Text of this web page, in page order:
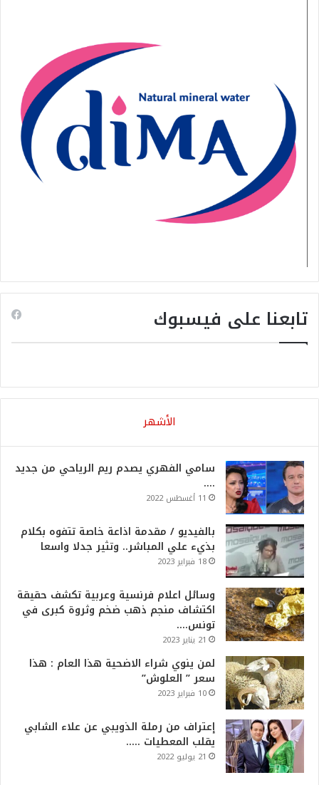
تابعنا على فيسبوك
الأشهر
سامي الفهري يصدم ريم الرياحي من جديد
….
11 أغسطس 2022
بالفيديو / مقدمة اذاعة خاصة تتفوه بكلام
بذيء علي المباشر.. وتثير جدلا واسعا
18 فبراير 2023
وسائل اعلام فرنسية وعربية تكشف حقيقة
اكتشاف منجم ذهب ضخم وثروة كبرى في
تونس….
21 يناير 2023
لمن ينوي شراء الاضحية هذا العام : هذا
سعر ” العلوش”
10 فبراير 2023
إعتراف من رملة الذويبي عن علاء الشابي
يقلب المعطيات …..
21 يوليو 2022